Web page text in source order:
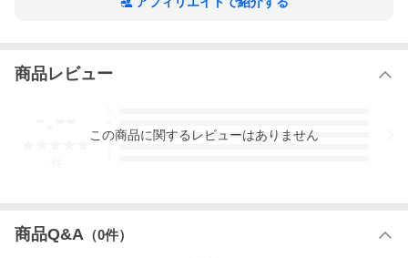
商品レビュー
3
この商品に関するレビューはありません
商品Q&A （0件）